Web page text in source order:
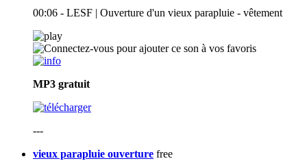
00:06 - LESF | Ouverture d'un vieux parapluie - vêtement
MP3 gratuit
---
vieux parapluie ouverture free